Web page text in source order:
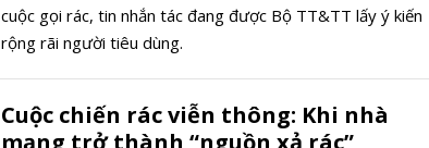
cuộc gọi rác, tin nhắn tác đang được Bộ TT&TT lấy ý kiến
rộng rãi người tiêu dùng.
Cuộc chiến rác viễn thông: Khi nhà
mạng trở thành “nguồn xả rác”